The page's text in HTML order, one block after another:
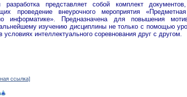
разработка представляет собой комплект документов,
проведение внеурочного мероприятия «Предметная
информатике». Предназначена для повышения
изучению дисциплины не только с помощью
условиях интеллектуального соревнования друг с другом.
ссылка]